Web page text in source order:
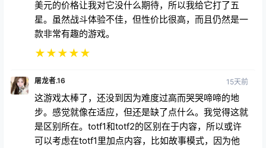
美元的价格让我对它没什么期待，所以我给它打了五
星。虽然战斗体验不佳，但性价比很高，而且仍然是一
款非常有趣的游戏。
★★★★★
屠龙者.16 15天前
这游戏太棒了，还没到因为难度过高而哭哭啼啼的地
步。感觉就像在适应，但还是缺了点什么。我觉得这就
是区别所在。totf1和totf2的区别在于内容，所以或许
可以考虑在totf1里加点内容，比如故事模式，因为他